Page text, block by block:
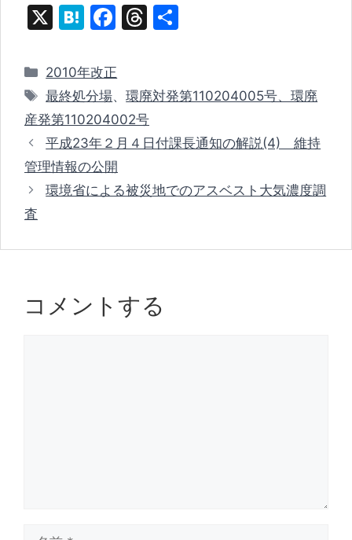
X
H
e
n
a
F
c
e
b
o
o
k
T
a
d
s
カ
テ
リ
ー
2010年改正
タ
グ
最終処分場、環廃対発第110204005号、環廃
産発第110204002号
平成23年２月４日付課長通知の解説(4) 維持
管理情報の公開
環境省による被災地でのアスベスト大気濃度調
査
コメントする